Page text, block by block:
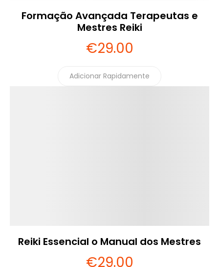
Formação Avançada Terapeutas e
Mestres Reiki
€29.00
Adicionar Rapidamente
Reiki Essencial o Manual dos Mestres
€29.00